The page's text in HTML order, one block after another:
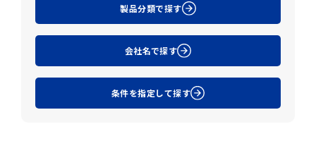
製品分類で探す
会社名で探す
条件を指定して探す